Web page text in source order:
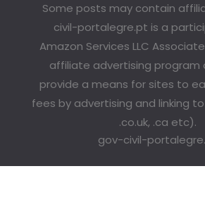
Some posts may contain
civil-portalegre.pt is a
Amazon Services LLC
affiliate advertising program
provide a means for sites to
fees by advertising and linking
.co.uk, .ca etc).
gov-civil-